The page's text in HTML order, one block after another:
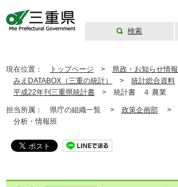
検索
現在位置： トップページ > 県政・お知らせ情報
みえDATABOX（三重の統計）
> 統計総合資料
平成22年刊三重県統計書 > 統計書 ４ 農業
担当所属： 県庁の組織一覧 > 政策企画部 >
分析・情報班